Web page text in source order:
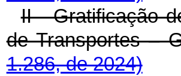
II - Gratificação
de Transportes
1.286, de 2024)